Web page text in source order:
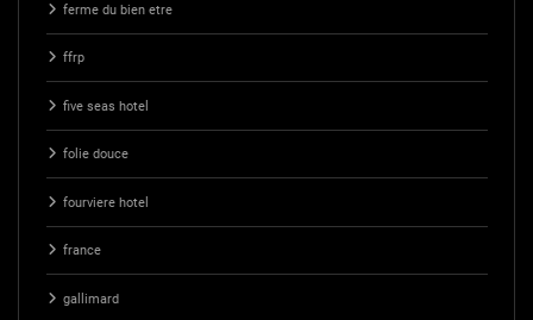
ferme du bien etre
ffrp
five seas hotel
folie douce
fourviere hotel
france
gallimard